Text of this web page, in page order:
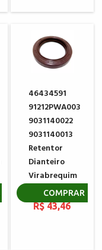
46434591
91212PWA003
9031140022
9031140013
Retentor
Dianteiro
Virabrequim
HONDA
R$ 43,46
COMPRAR